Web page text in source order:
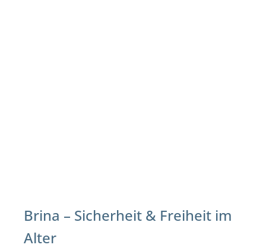
Brina – Sicherheit & Freiheit im
Alter